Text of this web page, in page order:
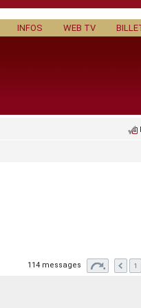
WEB TV
INFOS
114 messages 1